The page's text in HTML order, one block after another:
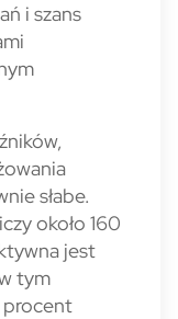
i szans
słabe.
około 160
jest
tym
procent